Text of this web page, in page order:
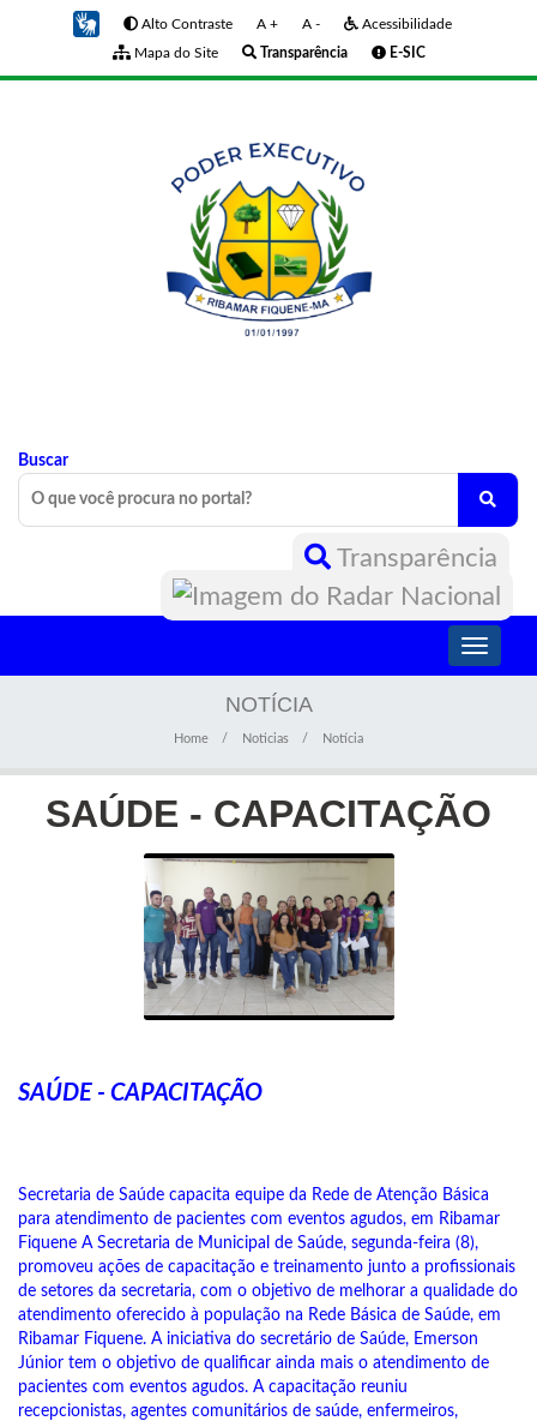
Alto Contraste A + A -
Acessibilidade
Mapa do Site
Transparência E-SIC
Buscar
Transparência
Toggle
NOTÍCIA
Home Noticias Notícia
SAÚDE - CAPACITAÇÃO
SAÚDE - CAPACITAÇÃO
Secretaria de Saúde capacita equipe da Rede de Atenção Básica
para atendimento de pacientes com eventos agudos, em Ribamar
Fiquene A Secretaria de Municipal de Saúde, segunda-feira (8),
promoveu ações de capacitação e treinamento junto a profissionais
de setores da secretaria, com o objetivo de melhorar a qualidade do
atendimento oferecido à população na Rede Básica de Saúde, em
Ribamar Fiquene. A iniciativa do secretário de Saúde, Emerson
Júnior tem o objetivo de qualificar ainda mais o atendimento de
pacientes com eventos agudos. A capacitação reuniu
recepcionistas, agentes comunitários de saúde, enfermeiros,